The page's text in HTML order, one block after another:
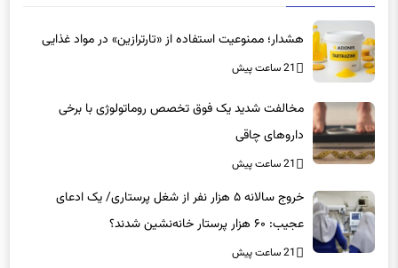
هشدار؛ ممنوعیت استفاده از «تارترازین» در مواد غذایی
21 ساعت پیش
مخالفت شدید یک فوق تخصص روماتولوژی با برخی
داروهای چاقی
21 ساعت پیش
خروج سالانه ۵ هزار نفر از شغل پرستاری/ یک ادعای
عجیب: ۶۰ هزار پرستار خانه‌نشین شدند؟
21 ساعت پیش